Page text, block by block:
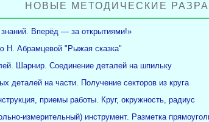
НОВЫЕ МЕТОДИЧЕСКИЕ
Вперёд — за открытиями!»
Н. Абрамцевой "Рыжая сказка"
Шарнир. Соединение деталей на шпильку
деталей на части. Получение секторов из круга
приемы работы. Круг, окружность, радиус
измерительный) инструмент. Разметка